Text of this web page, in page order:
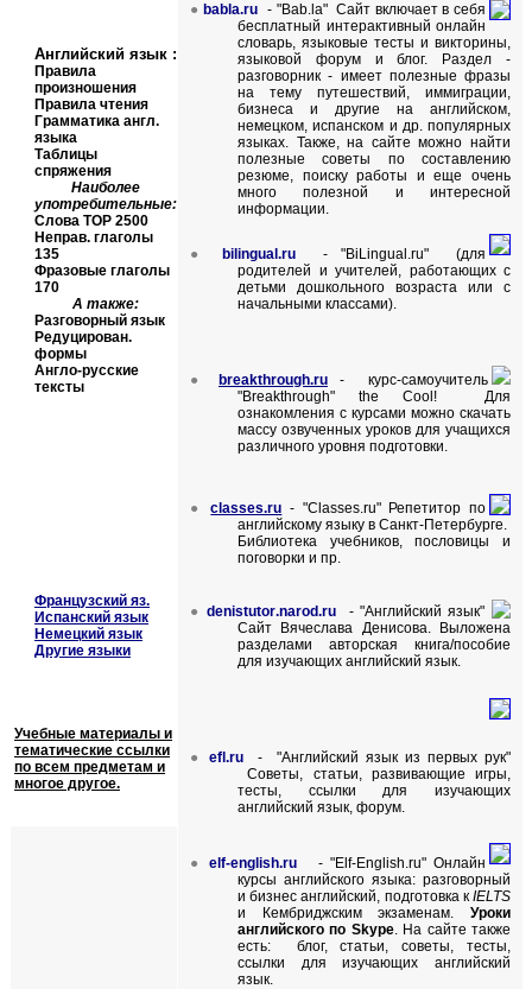
● babla.ru - "Bab.la" Сайт включает в себя
бесплатный интерактивный онлайн
словарь, языковые тесты и викторины,
языковой форум и блог. Раздел -
разговорник - имеет полезные фразы
на тему путешествий, иммиграции,
бизнеса и другие на английском,
немецком, испанском и др. популярных
языках. Также, на сайте можно найти
полезные советы по составлению
резюме, поиску работы и еще очень
много полезной и интересной
информации.
● bilingual.ru- "BiLingual .ru" (для
родителей и учителей, работающих с
детьми дошкольного возраста или с
начальными классами).
● breakthrough.ru
- курс-самоучитель
"Breakthrough" the Cool! Для
ознакомления с курсами можно скачать
массу озвученных уроков для учащихся
различного уровня подготовки.
●classes.ru - "Classes.ru" Репетитор по
английскому языку в Санкт-Петербурге.
Библиотека учебников, пословицы и
поговорки и пр.
● denistutor.narod.ru
- "Английский язык"
Сайт Вячеслава Денисова. Выложена
разделами авторская книга/пособие
для изучающих английский язык.
● efl .ru -
"Английский язык из первых рук"
Советы, статьи, развивающие игры,
тесты, ссылки для изучающих
английский язык, форум.
● elf-english.ru
- "Elf-English.ru" Онлайн
курсы английского языка: разговорный
и бизнес английский, подготовка к IELTS
и Кембриджским экзаменам. Уроки
английского по Skype. На сайте также
есть:
блог, статьи, советы, тесты,
ссылки для изучающих английский
язык.
Английский язык :
Правила
произношения
Правила чтения
Грамматика англ.
языка
Таблицы
спряжения
Наиболее
употребительные:
Слова TOP 2500
Неправ. глаголы
135
Фразовые глаголы
170
А также:
Разговорный язык
Редуцирован.
формы
Англо-русские
тексты
Французский яз.
Испанский язык
Немецкий язык
Другие языки
Учебные материалы и
тематические ссылки
по всем предметам и
многое другое.